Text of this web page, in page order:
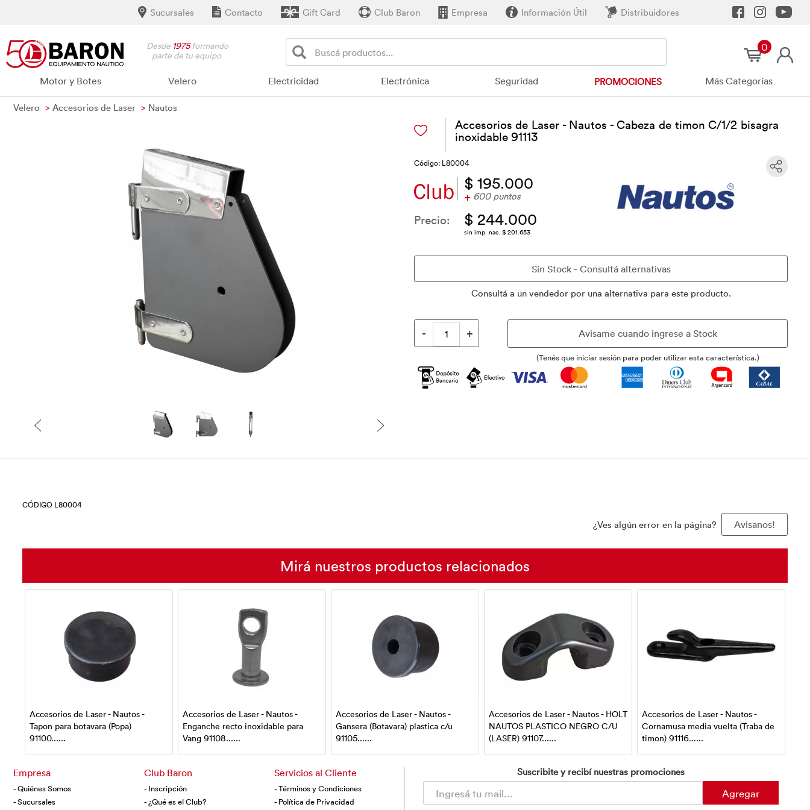
Distribuidores
Información Útil
Empresa
Club Baron
Gift Card
Contacto
Sucursales
Desde 1975formando
parte de tu equipo
0
Motor y Botes Velero Electricidad Electrónica Seguridad PROMOCIONES Más Categorías
Velero Accesorios de Laser Nautos
Accesorios de Laser - Nautos - Cabeza de timon C/1/2 bisagra
inoxidable 91113
Código: L80004
$ 195.000
+ 600 puntos
Precio: $ 244.000
sin imp. nac. $ 201.653
Consultá a un vendedor por una alternativa para este producto.
(Tenés que iniciar sesión para poder utilizar esta característica.)
CÓDIGO L80004
¿Ves algún error en la página? Avisanos!
Mirá nuestros productos relacionados
Accesorios de Laser - Nautos -
Tapon para botavara (Popa)
91100......
Accesorios de Laser - Nautos -
Enganche recto inoxidable para
Vang 91108......
Accesorios de Laser - Nautos -
Gansera (Botavara) plastica c/u
91105......
Accesorios de Laser - Nautos - HOLT
NAUTOS PLASTICO NEGRO C/U
(LASER) 91107......
Accesorios de Laser - Nautos -
Cornamusa media vuelta (Traba de
timon) 91116......
Empresa
- Quiénes Somos
- Sucursales
Club Baron
- Inscripción
- ¿Qué es el Club?
Servicios al Cliente
- Términos y Condiciones
- Política de Privacidad
Suscribite y recibí nuestras promociones
Agregar